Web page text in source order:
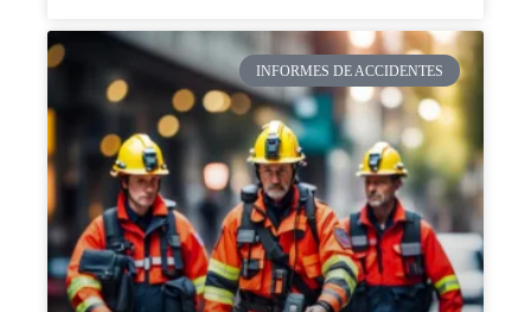
INFORMES DE ACCIDENTES